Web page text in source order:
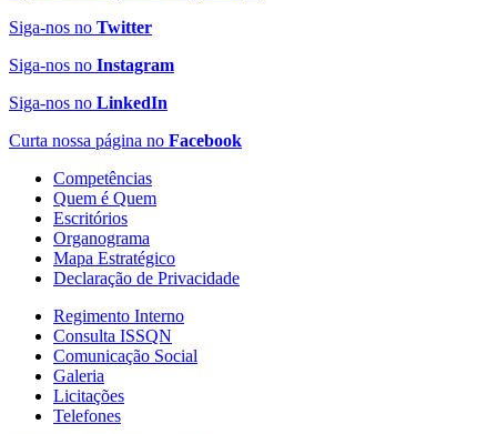
Siga-nos no Twitter
Siga-nos no Instagram
Siga-nos no LinkedIn
Curta nossa página no Facebook
Competências
Quem é Quem
Escritórios
Organograma
Mapa Estratégico
Declaração de Privacidade
Regimento Interno
Consulta ISSQN
Comunicação Social
Galeria
Licitações
Telefones